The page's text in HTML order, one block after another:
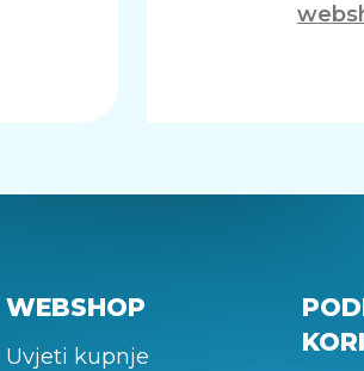
WEBSHOP
Uvjeti kupnje